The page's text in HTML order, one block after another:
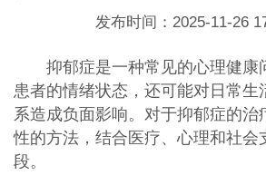
发布时间：2025-11-26
抑郁症是一种常见的心理健康
患者的情绪状态，还可能对日常生
系造成负面影响。对于抑郁症的治
性的方法，结合医疗、心理和社会
段。